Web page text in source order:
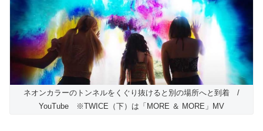
ネオンカラーのトンネルをくぐり抜けると別の場所へと到着 /
YouTube ※TWICE（下）は「MORE ＆ MORE」MV